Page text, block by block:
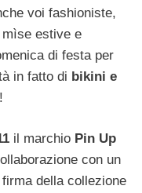
voi fashioniste,
estive e
di festa per
in fatto di bikini e
il marchio Pin Up
con un
della collezione